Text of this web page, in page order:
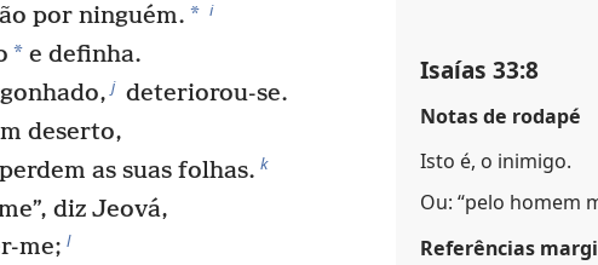
por ninguém. * i
*e definha.
j deteriorou-se.
deserto,
as suas folhas. k
diz Jeová,
me; l
Isaías 33:8
Notas de rodapé
Isto é, o inimigo.
Ou: “pelo homem
Referências